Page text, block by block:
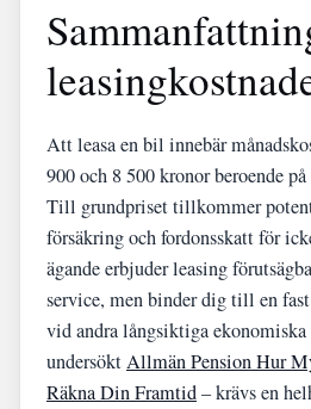
Att leasa en bil innebär
900 och 8 500 kronor beroende
Till grundpriset tillkommer
försäkring och fordonsskatt för
ägande erbjuder leasing
service, men binder dig till en
vid andra långsiktiga ekonomiska
undersöktAllmän Pension Hur
Räkna Din Framtid– krävs en